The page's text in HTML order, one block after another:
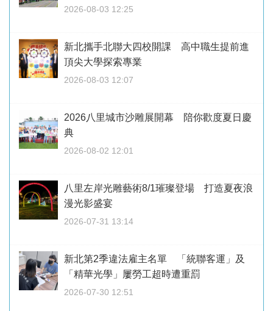
2026-08-03 12:25
新北攜手北聯大四校開課 高中職生提前進
頂尖大學探索專業
2026-08-03 12:07
2026八里城市沙雕展開幕 陪你歡度夏日慶
典
2026-08-02 12:01
八里左岸光雕藝術8/1璀璨登場 打造夏夜浪
漫光影盛宴
2026-07-31 13:14
新北第2季違法雇主名單 「統聯客運」及
「精華光學」屢勞工超時遭重罰
2026-07-30 12:51